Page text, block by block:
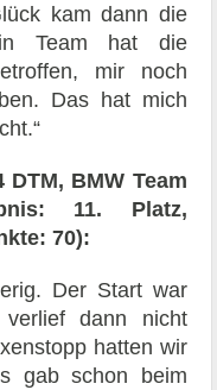
kam dann die
Team hat die
mir noch
Das hat mich
BMW Team
11. Platz,
70):
Der Start war
dann nicht
hatten wir
gab schon beim